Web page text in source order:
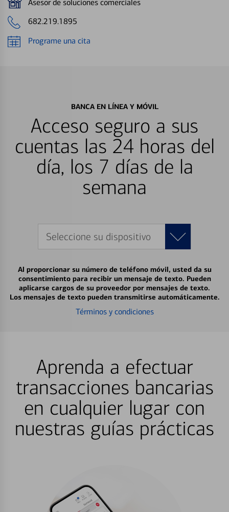
Asesor de soluciones comerciales
682.219.1895
Programe una cita
BANCA EN LÍNEA Y MÓVIL
Acceso seguro a sus
cuentas las 24 horas del
día, los 7 días de la
semana
Seleccione su dispositivo
Al proporcionar su número de teléfono móvil, usted da su
consentimiento para recibir un mensaje de texto. Pueden
aplicarse cargos de su proveedor por mensajes de texto.
Los mensajes de texto pueden transmitirse automáticamente.
Términos y condiciones
Aprenda a efectuar
transacciones bancarias
en cualquier lugar con
nuestras guías prácticas